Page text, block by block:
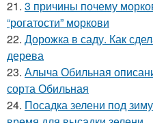
21. 3 причины почему
“рогатости” моркови
22. Дорожка в саду. Как
дерева
23. Алыча Обильная
сорта Обильная
24. Посадка зелени под